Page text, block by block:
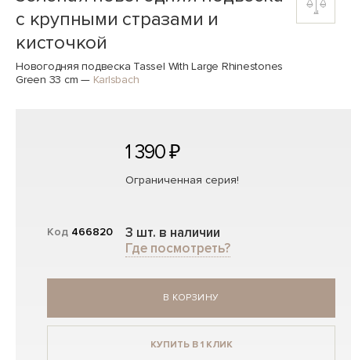
с крупными стразами и
кисточкой
Новогодняя подвеска Tassel With Large Rhinestones
Green 33 cm — Karlsbach
Код 466820
1 390 ₽
Ограниченная серия!
3 шт. в наличии
Где посмотреть?
В КОРЗИНУ
КУПИТЬ В 1 КЛИК